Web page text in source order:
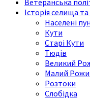
Ветеранська
Історія селища та
Населені
Кути
Старі Кути
Тюдів
Великий
Малий
Розтоки
Слобідка